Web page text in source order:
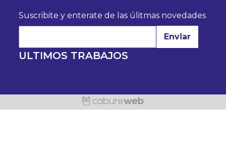
Suscribite y enterate de las úlitmas novedades
Enviar
ULTIMOS TRABAJOS